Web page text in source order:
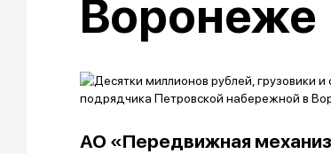
Воронеже
АО «Передвижная